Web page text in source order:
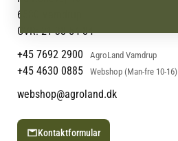
Blog
Ofte stillede spørgsmål
6580 Vamdrup
CVR: 21 38 54 84
+45 7692 2900
AgroLand Vamdrup
+45 4630 0885 Webshop (Man-fre 10-16)
webshop@agroland.dk
Kontaktformular